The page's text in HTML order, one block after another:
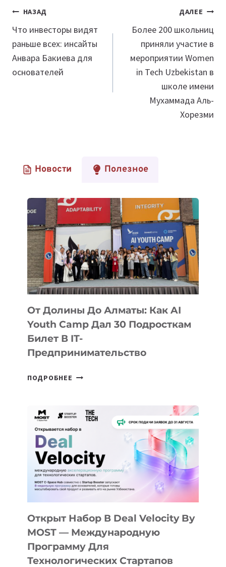
Навигация
по
записям
НАЗАД
Что инвесторы видят
раньше всех: инсайты
Анвара Бакиева для
основателей
ДАЛЕЕ
Более 200 школьниц
приняли участие в
мероприятии Women
in Tech Uzbekistan в
школе имени
Мухаммада Аль-
Хорезми
Новости Полезное
От Долины До Алматы: Как AI
Youth Camp Дал 30 Подросткам
Билет В IT-
Предпринимательство
ПОДРОБНЕЕ ОТ
АЛМАТЫ:
AI
YOUTH
CAMP
ДАЛ
30
ПОДРОСТКАМ
БИЛЕТ
ПРЕДПРИНИМАТЕЛЬСТВО
Открыт Набор В Deal Velocity By
MOST — Международную
Программу Для
Технологических Стартапов